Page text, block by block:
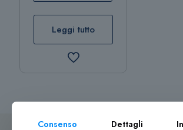
Leggi tutto
Consenso Dettagli